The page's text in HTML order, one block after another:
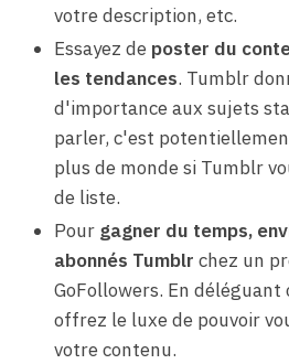
votre description, etc.
Essayez de poster du
les tendances. Tumblr
d'importance aux sujets
parler, c'est
plus de monde si Tumblr
de liste.
Pour gagner du temps,
abonnés Tumblr chez un
GoFollowers. En déléguant
offrez le luxe de pouvoir
votre contenu.